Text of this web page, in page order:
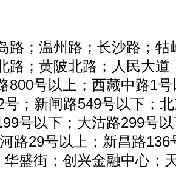
路；温州路；长沙路；牯
路；黄陂北路；人民大道
800号以上；西藏中路1
号；新闸路549号以下；
号以下；大沽路299号
路29号以上；新昌路
华盛街；创兴金融中心；